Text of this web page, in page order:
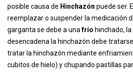
posible causa de Hinchazón puede ser.
reemplazar o suspender la medicación
garganta se debe a unafrío hinchado,
desencadena la hinchazón debe
tratar la hinchazón mediante
cubitos de hielo) y chupando pastillas